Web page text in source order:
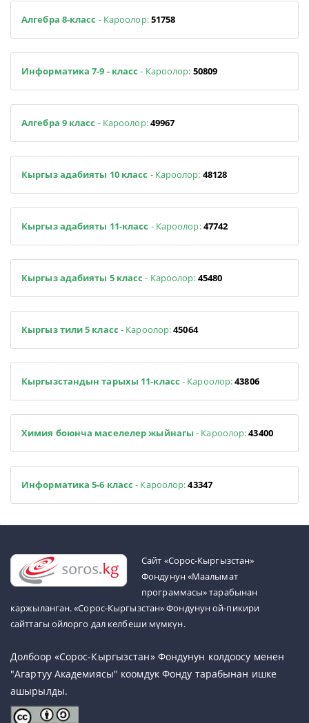
Алгебра 8-класс - Кароолор:51758
Информатика 7-9 - класс - Кароолор: 50809
Алгебра 9 класс - Кароолор:49967
Кыргыз адабияты 10 класс - Кароолор: 48128
Кыргыз адабияты 11-класс - Кароолор:47742
Кыргыз адабияты 5 класс- Кароолор: 45480
Кыргыз тили 5 класс - Кароолор:45064
Кыргызстандын тарыхы 11-класс - Кароолор:43806
Химия боюнча маселелер жыйнагы- Кароолор:43400
Информатика 5-6 класс- Кароолор:43347
Cайт «Сорос-Кыргызстан»
Фондунун «Маалымат
программасы» тарабынан
каржыланган. «Сорос-Кыргызстан» Фондунун ой-пикири
сайттагы ойлорго дал келбеши мүмкүн.
Долбоор «Сорос-Кыргызстан» Фондунун колдоосу менен
"Агартуу Академиясы" коомдук Фонду тарабынан ишке
ашырылды.